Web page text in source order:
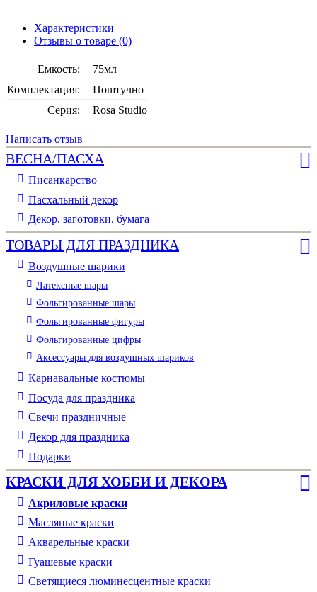
Характеристики
Отзывы о товаре (0)
Емкость:
75мл
Комплектация:
Поштучно
Серия:
Rosa Studio
Написать отзыв
ВЕСНА/ПАСХА
Писанкарство
Пасхальный декор
Декор, заготовки, бумага
ТОВАРЫ ДЛЯ ПРАЗДНИКА
Воздушные шарики
Латексные шары
Фольгированные шары
Фольгированные фигуры
Фольгированные цифры
Аксессуары для воздушных шариков
Карнавальные костюмы
Посуда для праздника
Свечи праздничные
Декор для праздника
Подарки
КРАСКИ ДЛЯ ХОББИ И ДЕКОРА
Акриловые краски
Масляные краски
Акварельные краски
Гуашевые краски
Светящиеся люминесцентные краски